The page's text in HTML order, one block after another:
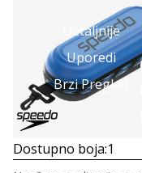
Detaljnije
Uporedi
Brzi Pregled
Dostupno boja:1